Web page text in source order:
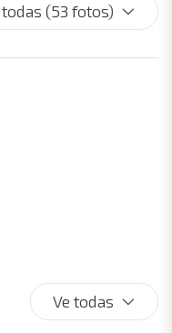
todas (53 fotos)
comunes
Ve todas